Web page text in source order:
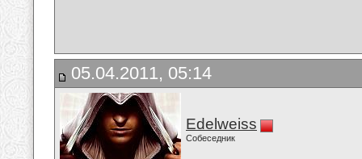
05.04.2011, 05:14
Edelweiss
Собеседник